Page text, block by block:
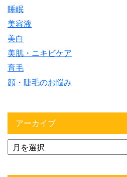
睡眠
美容液
美白
美肌・ニキビケア
育毛
顔・睫毛のお悩み
アーカイブ